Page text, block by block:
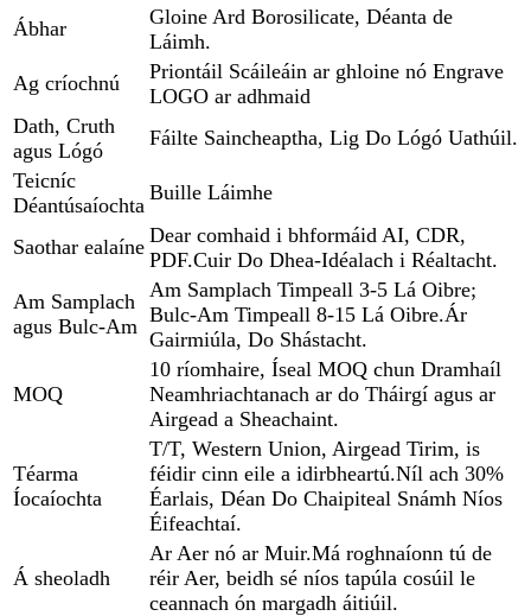
Ábhar
Gloine Ard Borosilicate, Déanta de
Láimh.
Ag críochnú
Priontáil Scáileáin ar ghloine nó Engrave
LOGO ar adhmaid
Dath, Cruth
agus Lógó
Fáilte Saincheaptha, Lig Do Lógó Uathúil.
Teicníc
Déantúsaíochta
Buille Láimhe
Saothar ealaíne Dear comhaid i bhformáid AI, CDR,
PDF.Cuir Do Dhea-Idéalach i Réaltacht.
Am Samplach
agus Bulc-Am
Am Samplach Timpeall 3-5 Lá Oibre;
Bulc-Am Timpeall 8-15 Lá Oibre.Ár
Gairmiúla, Do Shástacht.
MOQ
10 ríomhaire, Íseal MOQ chun Dramhaíl
Neamhriachtanach ar do Tháirgí agus ar
Airgead a Sheachaint.
Téarma
Íocaíochta
T/T, Western Union, Airgead Tirim, is
féidir cinn eile a idirbheartú.Níl ach 30%
Éarlais, Déan Do Chaipiteal Snámh Níos
Éifeachtaí.
Á sheoladh
Ar Aer nó ar Muir.Má roghnaíonn tú de
réir Aer, beidh sé níos tapúla cosúil le
ceannach ón margadh áitiúil.